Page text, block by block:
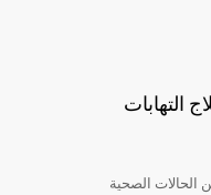
التهابات
الصحية